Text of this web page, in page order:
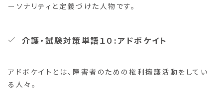
ーソナリティと定義づけた人物です。
介護・試験対策単語１０:アドボケイト
アドボケイトとは、障害者のための権利擁護活動をしてい
る人々。